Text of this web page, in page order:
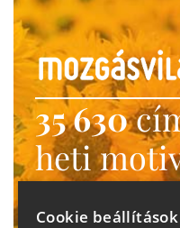
35 630
heti
Ne
Cookie beállítások